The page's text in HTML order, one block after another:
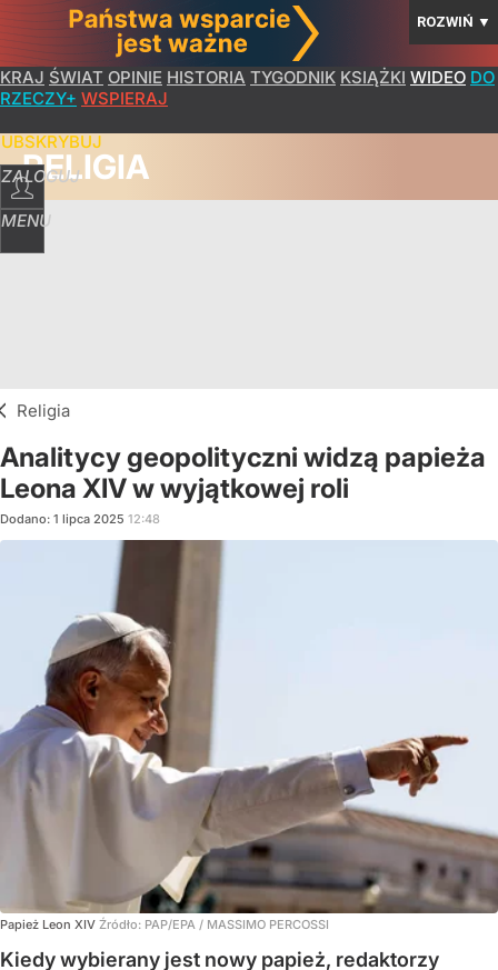
ROZWIŃ ▼
KRAJ ŚWIAT OPINIE HISTORIA TYGODNIK KSIĄŻKI WIDEO DO
RZECZY+ WSPIERAJ
ZALOGUJ
MENU
RELIGIA
Religia
Analitycy geopolityczni widzą papieża
Leona XIV w wyjątkowej roli
Dodano: 1 lipca 2025 12:48
Papież Leon XIV Źródło: PAP/EPA / MASSIMO PERCOSSI
Kiedy wybierany jest nowy papież, redaktorzy